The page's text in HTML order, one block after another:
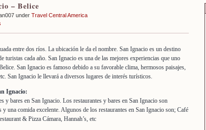
– Belice
under Travel Central America
entre dos ríos. La ubicación le da el nombre. San Ignacio es un destino
turistas cada año. San Ignacio es una de las mejores experiencias que uno
San Ignacio es famoso debido a su favorable clima, hermosos paisajes,
San Ignacio le llevará a diversos lugares de interés turísticos.
Ignacio:
y bares en San Ignacio. Los restaurantes y bares en San Ignacio son
una comida excelente. Algunos de los restaurantes en San Ignacio son; Café
& Pizza Cámara, Hannah’s, etc